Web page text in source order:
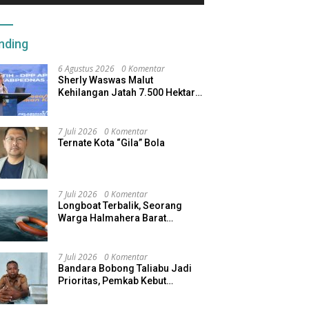
6 Agustus 2026 0 Komentar
Sherly Waswas Malut
Kehilangan Jatah 7.500 Hektare
7 Juli 2026 0 Komentar
Ternate Kota “Gila” Bola
7 Juli 2026 0 Komentar
Longboat Terbalik, Seorang
Warga Halmahera Barat
7 Juli 2026 0 Komentar
Bandara Bobong Taliabu Jadi
Prioritas, Pemkab Kebut